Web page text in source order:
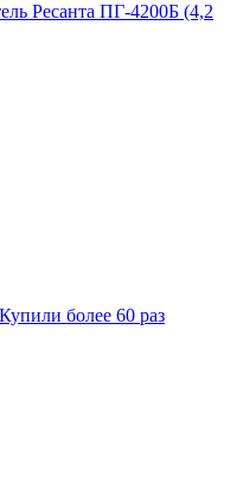
Ресанта ПГ-4200Б (4,2
Купили более 60 раз